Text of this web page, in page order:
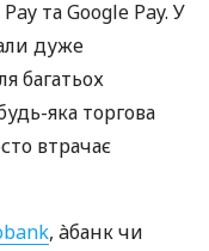
та Google Pay. У
дуже
багатьох
яка торгова
втрачає
, àбанк чи